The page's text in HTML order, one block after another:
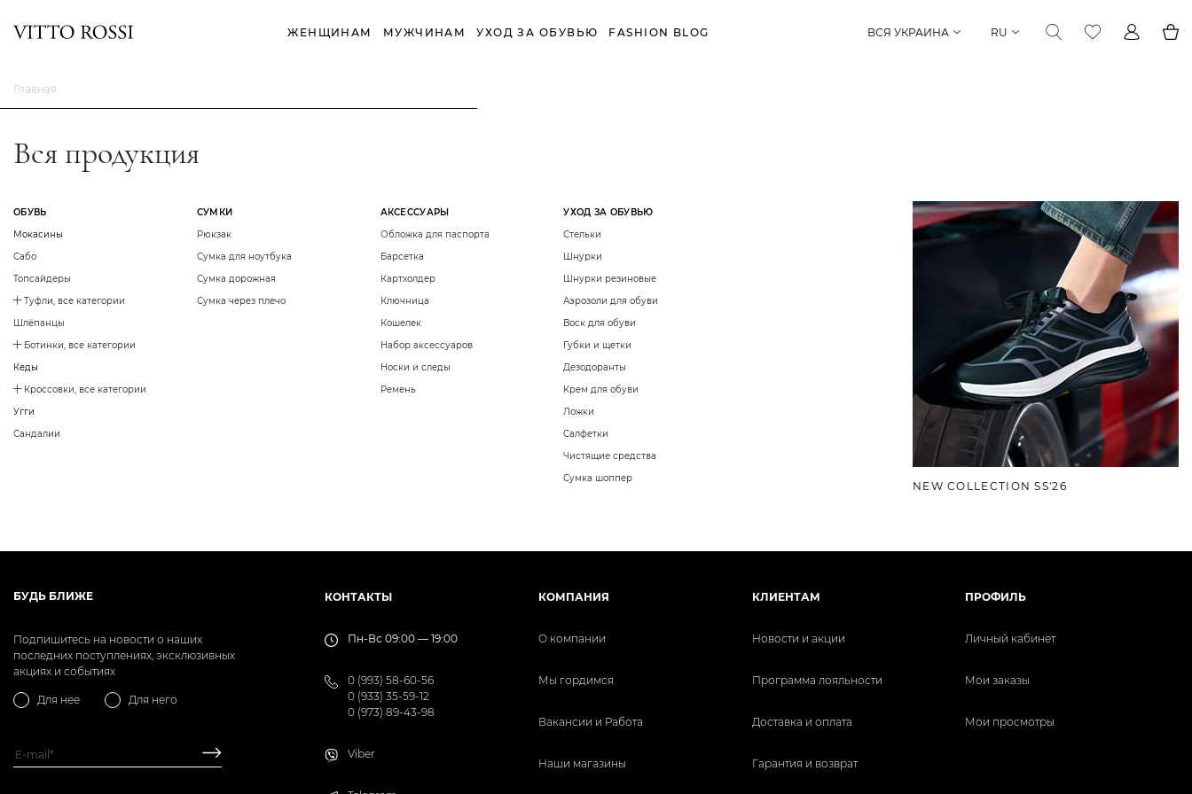
ЖЕНЩИНАМ МУЖЧИНАМ УХОД ЗА ОБУВЬЮ FASHION BLOG ВСЯ УКРАИНА RU
Главная
Вся продукция
ОБУВЬ
Мокасины
Сабо
Топсайдеры
Туфли, все категории
Шлёпанцы
Ботинки, все категории
Кеды
Кроссовки, все категории
Угги
Сандалии
СУМКИ
Рюкзак
Сумка для ноутбука
Сумка дорожная
Сумка через плечо
АКСЕССУАРЫ
Обложка для паспорта
Барсетка
Картхолдер
Ключница
Кошелек
Набор аксессуаров
Носки и следы
Ремень
УХОД ЗА ОБУВЬЮ
Стельки
Шнурки
Шнурки резиновые
Аэрозоли для обуви
Воск для обуви
Губки и щетки
Дезодоранты
Крем для обуви
Ложки
Салфетки
Чистящие средства
Сумка шоппер
NEW COLLECTION SS'26
БУДЬ БЛИЖЕ
Подпишитесь на новости о наших
последних поступлениях, эксклюзивных
акциях и событиях
Для нее Для него
КОНТАКТЫ
Пн-Вс 09:00 — 19:00
0 (993) 58-60-56
0 (933) 35-59-12
0 (973) 89-43-98
Viber
КОМПАНИЯ
О компании
Мы гордимся
Вакансии и Работа
Наши магазины
КЛИЕНТАМ
Новости и акции
Программа лояльности
Доставка и оплата
Гарантия и возврат
ПРОФИЛЬ
Личный кабинет
Мои заказы
Мои просмотры